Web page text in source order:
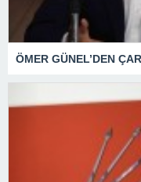
ÖMER GÜNEL’DEN